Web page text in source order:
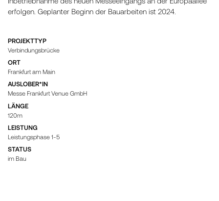
erfolgen. Geplanter Beginn der Bauarbeiten ist 2024.
PROJEKTTYP
Verbindungsbrücke
ORT
Frankfurt am Main
AUSLOBER*IN
Messe Frankfurt Venue GmbH
LÄNGE
120m
LEISTUNG
Leistungsphase 1-5
STATUS
im Bau